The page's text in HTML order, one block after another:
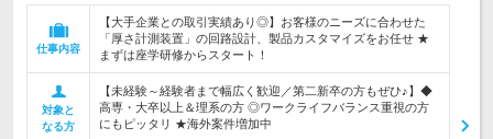
仕事内容
【大手企業との取引実績あり◎】お客様のニーズに合わせた
「厚さ計測装置」の回路設計、製品カスタマイズをお任せ ★
まずは座学研修からスタート！
対象と
なる方
【未経験～経験者まで幅広く歓迎／第二新卒の方もぜひ♪】◆
高専・大卒以上＆理系の方 ◎ワークライフバランス重視の方
にもピッタリ ★海外案件増加中